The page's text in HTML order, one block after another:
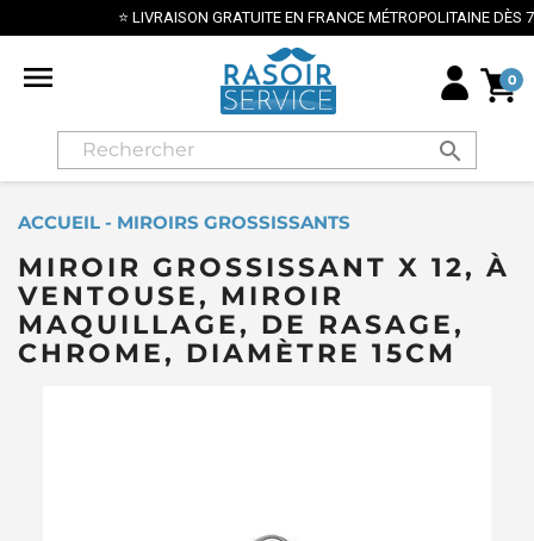
⭐ LIVRAISON GRATUITE EN FRANCE MÉTROPOLITAINE DÈS 70€ ⭐
 0
search
ACCUEIL - MIROIRS GROSSISSANTS
MIROIR GROSSISSANT X 12, À
VENTOUSE, MIROIR
MAQUILLAGE, DE RASAGE,
CHROME, DIAMÈTRE 15CM